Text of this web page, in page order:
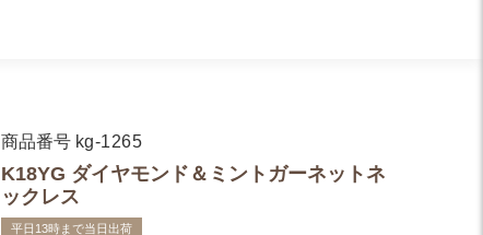
商品番号 kg-1265
K18YG ダイヤモンド＆ミントガーネットネ
ックレス
平日13時まで当日出荷